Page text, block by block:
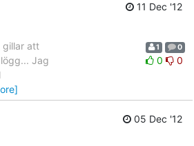
11 Dec '12
gillar att
Jag
1 0
0 0
05 Dec '12